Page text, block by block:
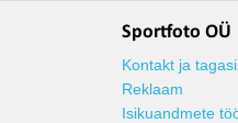
Sportfoto OÜ
Kontakt ja
Reklaam
Isikuandmete